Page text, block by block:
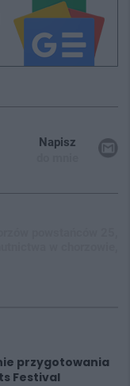
Napisz
przygotowania
Festival